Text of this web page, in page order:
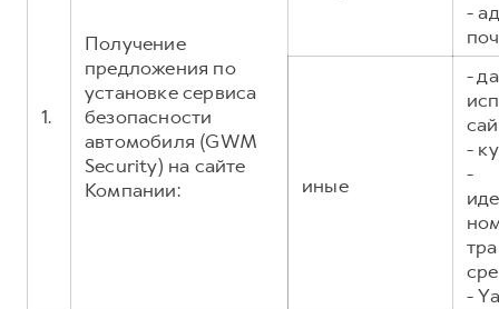
Коллекция CITY
Коллекция Базовая
Коллекция Детская
Коллекция Детская
1.
Получение
предложения по
установке сервиса
безопасности
автомобиля (GWM
Security) на сайте
Компании:
-
иные
-
-
-
-